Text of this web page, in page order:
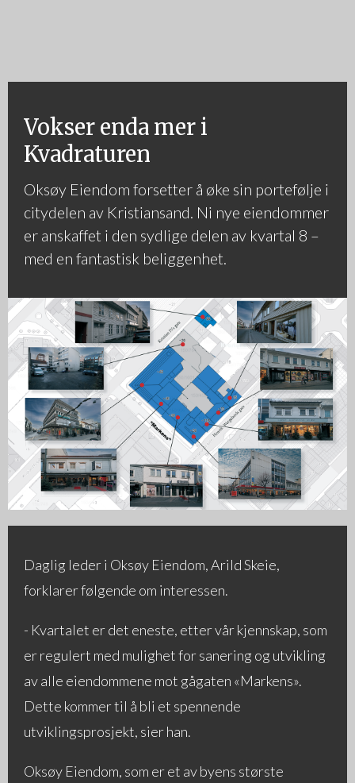
Vokser enda mer i
Kvadraturen
Oksøy Eiendom forsetter å øke sin portefølje i
citydelen av Kristiansand. Ni nye eiendommer
er anskaffet i den sydlige delen av kvartal 8 –
med en fantastisk beliggenhet.
Daglig leder i Oksøy Eiendom, Arild Skeie,
forklarer følgende om interessen.
- Kvartalet er det eneste, etter vår kjennskap, som
er regulert med mulighet for sanering og utvikling
av alle eiendommene mot gågaten «Markens».
Dette kommer til å bli et spennende
utviklingsprosjekt, sier han.
Oksøy Eiendom, som er et av byens største